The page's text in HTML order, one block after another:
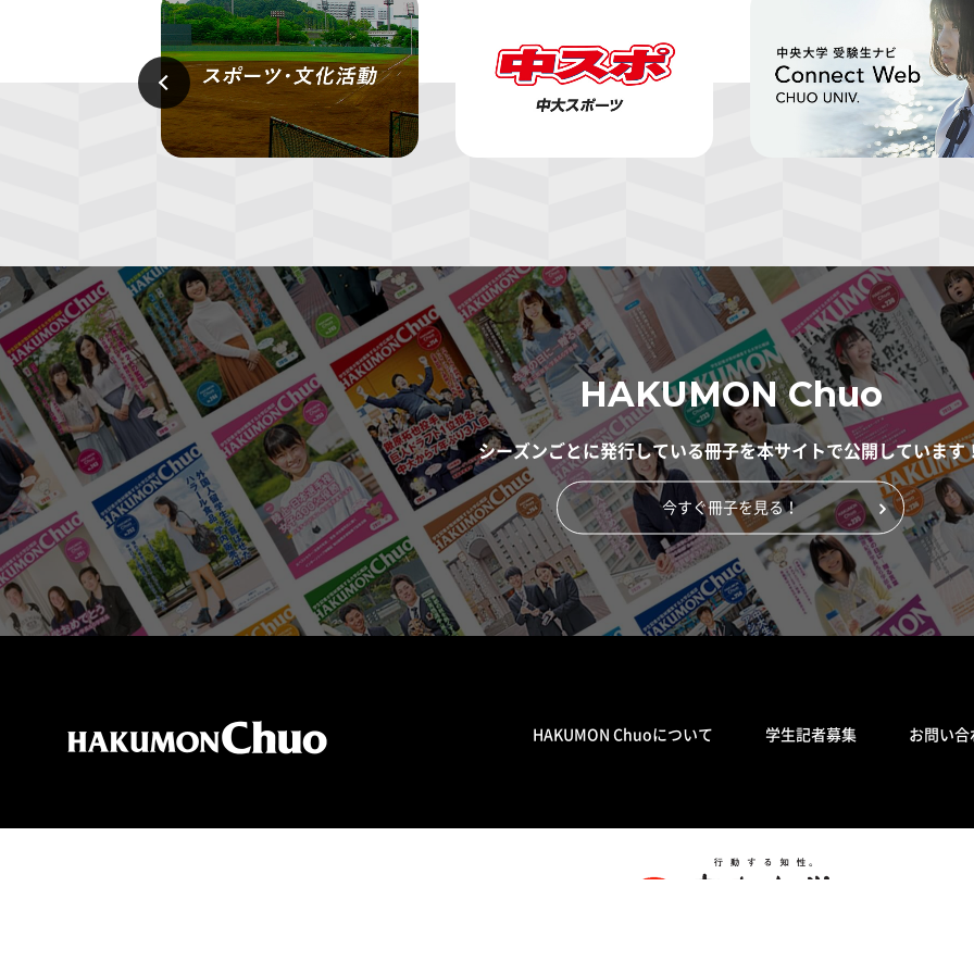
HAKUMON Chuo
シーズンごとに発行している冊子を本サイトで公開しています
今すぐ冊子を見る！
HAKUMON Chuoについて 学生記者募集 お問い合